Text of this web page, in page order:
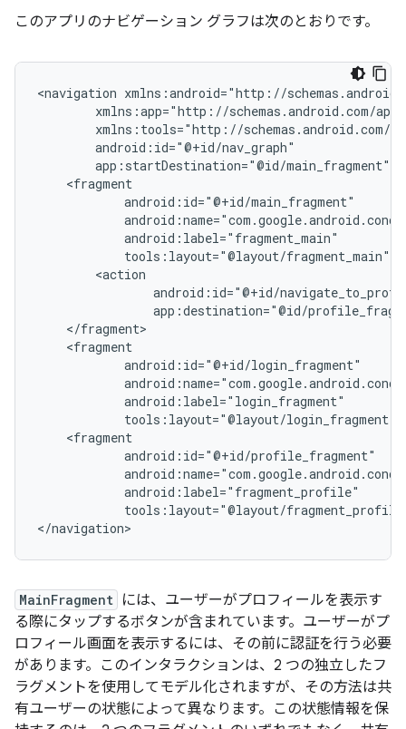
このアプリのナビゲーション グラフは次のとおりです。
<navigation
tools:layout="@layout/
MainFragment には、ユーザーがプロフィールを表示す
る際にタップするボタンが含まれています。ユーザーがプ
ロフィール画面を表示するには、その前に認証を行う必要
があります。このインタラクションは、2 つの独立したフ
ラグメントを使用してモデル化されますが、その方法は共
有ユーザーの状態によって異なります。この状態情報を保